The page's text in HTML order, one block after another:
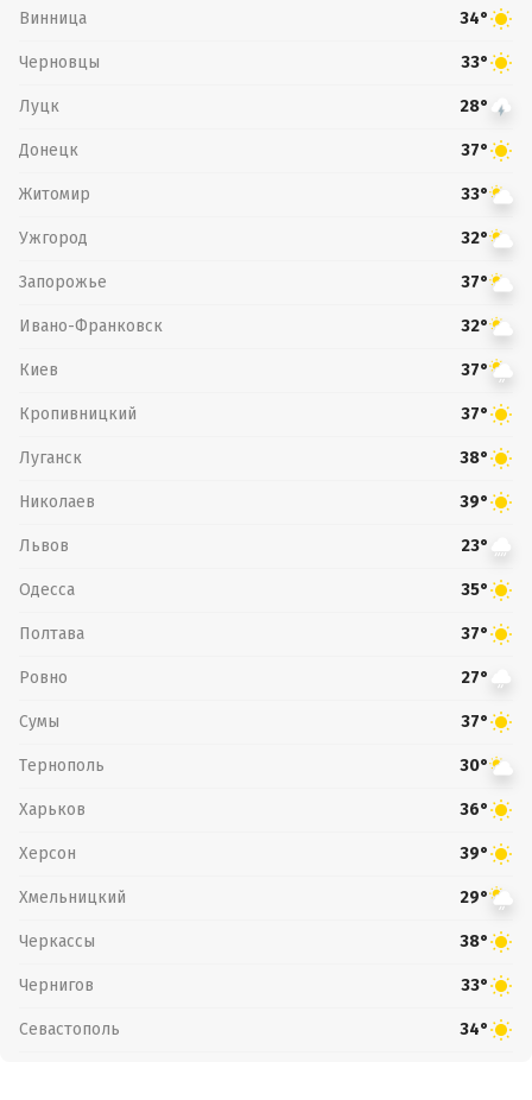
Винница 34°
Черновцы 33°
Луцк 28°
Донецк 37°
Житомир 33°
Ужгород 32°
Запорожье 37°
Ивано-Франковск 32°
Киев 37°
Кропивницкий 37°
Луганск 38°
Николаев 39°
Львов 23°
Одесса 35°
Полтава 37°
Ровно 27°
Сумы 37°
Тернополь 30°
Харьков 36°
Херсон 39°
Хмельницкий 29°
Черкассы 38°
Чернигов 33°
Севастополь 34°